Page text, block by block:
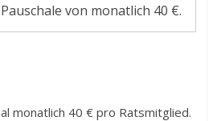
von monatlich 40 €.
monatlich 40 € pro Ratsmitglied.